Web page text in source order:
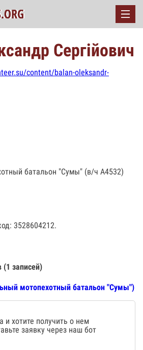
Сергійович
content/balan-oleksandr-
батальон "Сумы" (в/ч А4532)
3528604212.
(1 записей)
мотопехотный батальон "Сумы")
и хотите получить о нем
заявку через наш бот